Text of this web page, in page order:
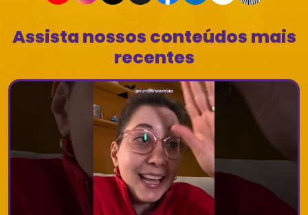
Assista nossos conteúdos mais
recentes